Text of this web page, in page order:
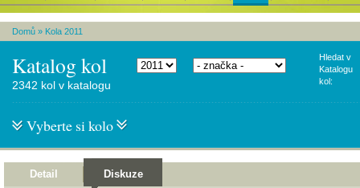
Domů » Kola 2011
Katalog kol
Hledat v
Katalogu
kol:
2342 kol v katalogu
Vyberte si kolo
Detail Diskuze